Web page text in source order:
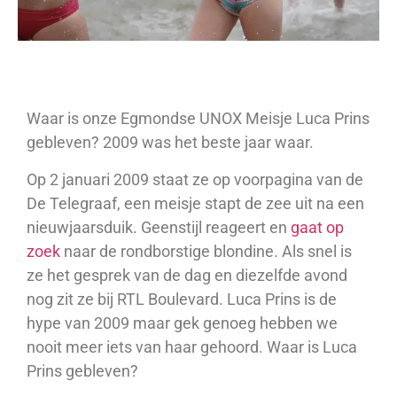
Waar is onze Egmondse UNOX Meisje Luca Prins
gebleven? 2009 was het beste jaar waar.
Op 2 januari 2009 staat ze op voorpagina van de
De Telegraaf, een meisje stapt de zee uit na een
nieuwjaarsduik. Geenstijl reageert en gaat op
zoek naar de rondborstige blondine. Als snel is
ze het gesprek van de dag en diezelfde avond
nog zit ze bij RTL Boulevard. Luca Prins is de
hype van 2009 maar gek genoeg hebben we
nooit meer iets van haar gehoord. Waar is Luca
Prins gebleven?